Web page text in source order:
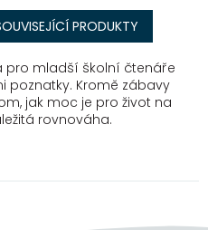
PRODUKTY
pro mladší školní čtenáře
poznatky. Kromě zábavy
jak moc je pro život na
rovnováha.